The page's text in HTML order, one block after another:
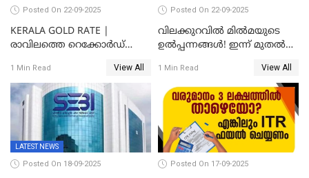
Posted On 22-09-2025
KERALA GOLD RATE |
രാവിലത്തെ റെക്കോർഡ്
തവണ കൂടി; പവൻ വില
83,000 ലേക്ക്
1 Min Read View All
Posted On 22-09-2025
വിലക്കുറവിൽ മിൽമയുടെ
ഉൽപ്പന്നങ്ങൾ! ഇന്ന് മുതൽ
ഉപഭോക്താക്കൾക്ക്
1 Min Read View All
LATEST NEWS
Posted On 18-09-2025 Posted On 17-09-2025